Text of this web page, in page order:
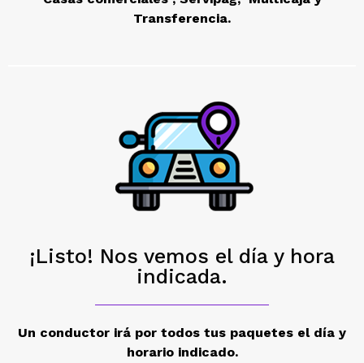
Transferencia.
¡Listo! Nos vemos el día y hora
indicada.
Un conductor irá por todos tus paquetes el día y
horario indicado.